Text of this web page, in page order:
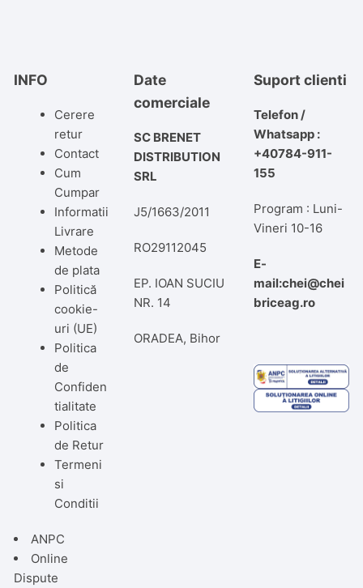
INFO
Cerere
retur
Contact
Cum
Cumpar
Informatii
Livrare
Metode
de plata
Politică
cookie-
uri (UE)
Politica
de
Confiden
tialitate
Politica
de Retur
Termeni
si
Conditii
ANPC
Online
Dispute
Date
comerciale
SC BRENET
DISTRIBUTION
SRL
J5/1663/2011
RO29112045
EP. IOAN SUCIU
NR. 14
ORADEA, Bihor
Suport clienti
Telefon /
Whatsapp :
+40784-911-
155
Program : Luni-
Vineri 10-16
E-
mail:chei@chei
briceag.ro